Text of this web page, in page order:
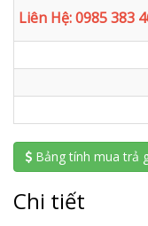
Liên Hệ: 0985 383
Bảng tính mua trả
Chi tiết